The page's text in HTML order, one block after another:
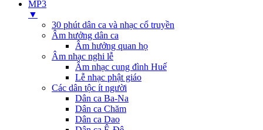
MP3
▼
30 phút dân ca và nhạc cổ truyền
Âm hưởng dân ca
Âm hưởng quan họ
Âm nhạc nghi lễ
Âm nhạc cung đình Huế
Lễ nhạc phật giáo
Các dân tộc ít người
Dân ca Ba-Na
Dân ca Chăm
Dân ca Dao